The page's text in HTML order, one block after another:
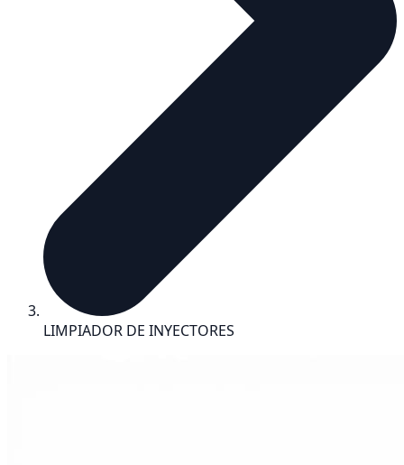
LIMPIADOR DE INYECTORES